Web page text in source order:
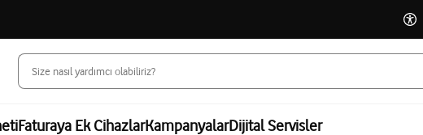
Faturaya Ek CihazlarKampanyalarDijital Servisler